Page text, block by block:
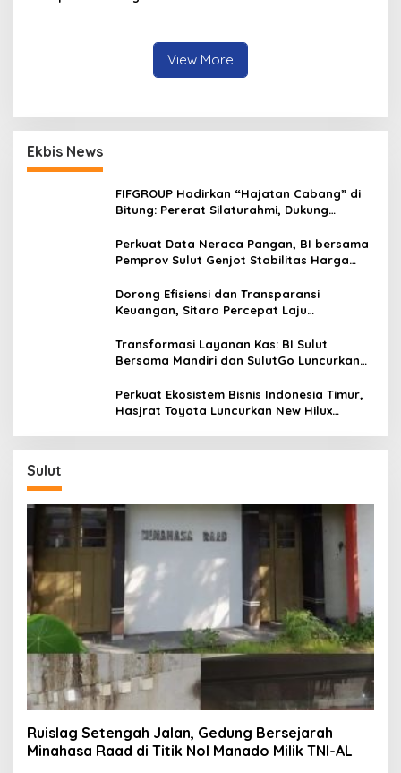
View More
Ekbis News
FIFGROUP Hadirkan “Hajatan Cabang” di
Bitung: Pererat Silaturahmi, Dukung
Promo Khusus
Perkuat Data Neraca Pangan, BI bersama
Pemprov Sulut Genjot Stabilitas Harga
Dorong Efisiensi dan Transparansi
Keuangan, Sitaro Percepat Laju
Transformasi Layanan Kas: BI Sulut
Bersama Mandiri dan SulutGo Luncurkan
Kepulauan
Perkuat Ekosistem Bisnis Indonesia Timur,
Hasjrat Toyota Luncurkan New Hilux
Sulut
Ruislag Setengah Jalan, Gedung Bersejarah
Minahasa Raad di Titik Nol Manado Milik TNI-AL